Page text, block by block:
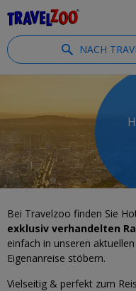
NACH
Bei Travelzoo finden Sie
exklusiv verhandelten
einfach in unseren
Eigenanreise stöbern.
Vielseitig & perfekt zum